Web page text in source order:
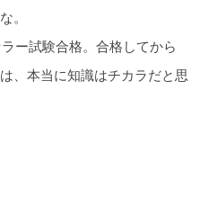
。
ー試験合格。合格してから
、本当に知識はチカラだと思